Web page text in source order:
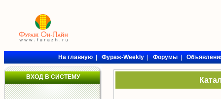
На главную|Фураж-Weekly|Форумы|
ВХОД В СИСТЕМУ